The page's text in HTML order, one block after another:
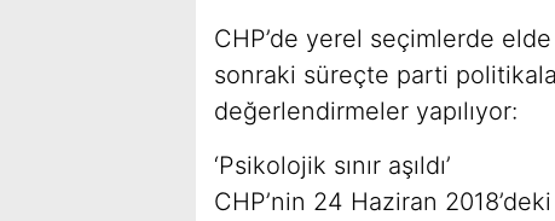
CHP’de yerel seçimlerde
sonraki süreçte parti
değerlendirmeler yapılıyor:
‘Psikolojik sınır aşıldı’
CHP’nin 24 Haziran